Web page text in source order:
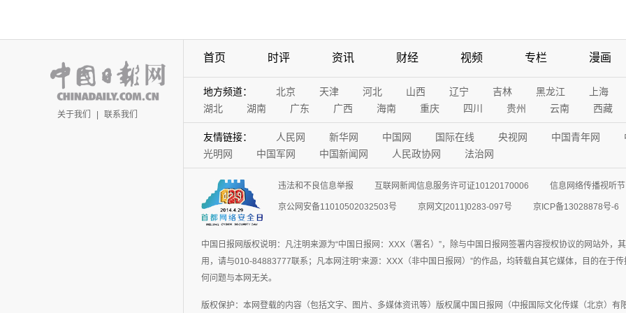
关于我们 | 联系我们
首页 时评 资讯 财经 视频 专栏 漫画
地方频道： 北京 天津 河北 山西 辽宁 吉林 黑龙江
上海
湖北
湖南 广东 广西 海南 重庆 四川 贵州 云南 西藏
友情链接： 人民网 新华网 中国网 国际在线 央视网 中国青年网
光明网
中国军网 中国新闻网 人民政协网 法治网
违法和不良信息举报 互联网新闻信息服务许可证10120170006 信息网络传播视听
京公网安备11010502032503号 京网文[2011]0283-097号 京ICP备13028878号-6
中国日报网版权说明：凡注明来源为“中国日报网：XXX（署名）”，除与中国日报网签署内容授权协议的网站外
用，请与010-84883777联系；凡本网注明“来源：XXX（非中国日报网）”的作品，均转载自其它媒体，目的在于
何问题与本网无关。
版权保护：本网登载的内容（包括文字、图片、多媒体资讯等）版权属中国日报网（中报国际文化传媒（北京）